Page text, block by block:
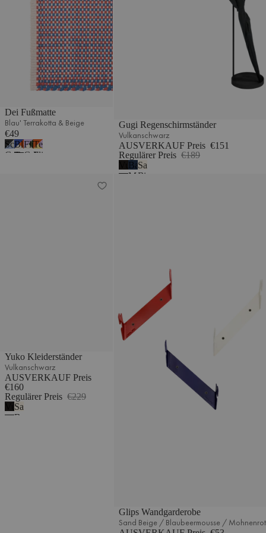
Dei Fußmatte
Blau' Terrakotta & Beige
€49
Schwarz,
Grau
Blau,
Terrakotta
Flieder,
Grün
Terrakotta,
Flieder
Gugi Regenschirmständer
Vulkanschwarz
AUSVERKAUF Preis €151
Regulärer Preis €189
Vulkanschwarz
Baltisches
Marineblau
Sand
Beige
Yuko Kleiderständer
Vulkanschwarz
AUSVERKAUF Preis
€160
Regulärer Preis €229
Vulkanschwarz
Sand
Beige
Glips Wandgarderobe
Sand Beige / Blaubeermousse / Mohnenrot